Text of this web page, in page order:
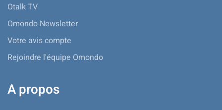
Otalk TV
Omondo Newsletter
Votre avis compte
Rejoindre l'équipe Omondo
A propos